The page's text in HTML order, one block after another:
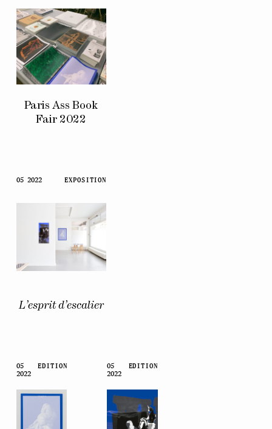
Paris Ass Book
Fair 2022
05 2022 EXPOSITION
L’esprit d’escalier
05
2022
EDITION
05
2022
EDITION